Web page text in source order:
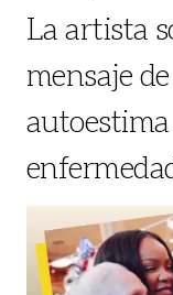
La artista
mensaje